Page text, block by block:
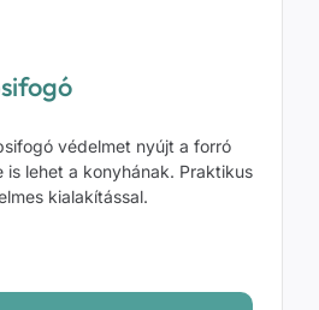
védelmet nyújt a forró
is lehet a konyhának. Praktikus
kialakítással.